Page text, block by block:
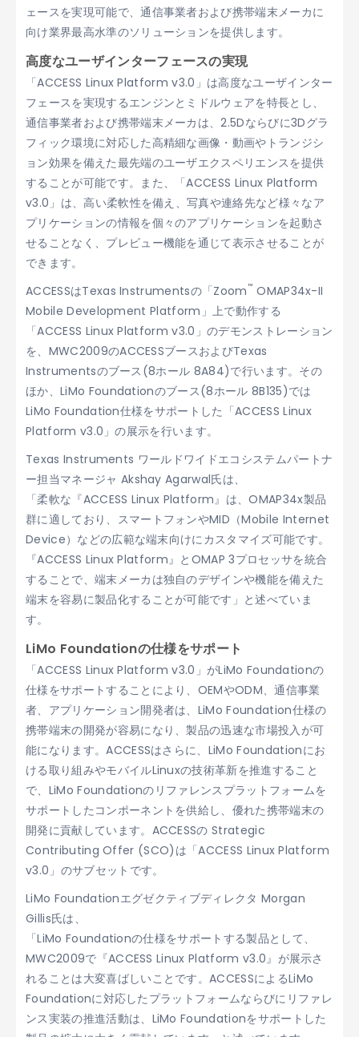
ェースを実現可能で、通信事業者および携帯端末メーカに
向け業界最高水準のソリューションを提供します。
高度なユーザインターフェースの実現
「ACCESS Linux Platform v3.0」は高度なユーザインター
フェースを実現するエンジンとミドルウェアを特長とし、
通信事業者および携帯端末メーカは、2.5Dならびに3Dグラ
フィック環境に対応した高精細な画像・動画やトランジシ
ョン効果を備えた最先端のユーザエクスペリエンスを提供
することが可能です。また、「ACCESS Linux Platform
v3.0」は、高い柔軟性を備え、写真や連絡先など様々なア
プリケーションの情報を個々のアプリケーションを起動さ
せることなく、プレビュー機能を通じて表示させることが
できます。
ACCESSはTexas Instrumentsの「Zoom™ OMAP34x-II
Mobile Development Platform」上で動作する
「ACCESS Linux Platform v3.0」のデモンストレーション
を、MWC2009のACCESSブースおよびTexas
Instrumentsのブース(8ホール 8A84)で行います。その
ほか、LiMo Foundationのブース(8ホール 8B135)では
LiMo Foundation仕様をサポートした「ACCESS Linux
Platform v3.0」の展示を行います。
Texas Instruments ワールドワイドエコシステムパートナ
ー担当マネージャ Akshay Agarwal氏は、
「柔軟な『ACCESS Linux Platform』は、OMAP34x製品
群に適しており、スマートフォンやMID（Mobile Internet
Device）などの広範な端末向けにカスタマイズ可能です。
『ACCESS Linux Platform』とOMAP 3プロセッサを統合
することで、端末メーカは独自のデザインや機能を備えた
端末を容易に製品化することが可能です」と述べていま
す。
LiMo Foundationの仕様をサポート
「ACCESS Linux Platform v3.0」がLiMo Foundationの
仕様をサポートすることにより、OEMやODM、通信事業
者、アプリケーション開発者は、LiMo Foundation仕様の
携帯端末の開発が容易になり、製品の迅速な市場投入が可
能になります。ACCESSはさらに、LiMo Foundationにお
ける取り組みやモバイルLinuxの技術革新を推進すること
で、LiMo Foundationのリファレンスプラットフォームを
サポートしたコンポーネントを供給し、優れた携帯端末の
開発に貢献しています。ACCESSの Strategic
Contributing Offer (SCO)は「ACCESS Linux Platform
v3.0」のサブセットです。
LiMo Foundationエグゼクティブディレクタ Morgan
Gillis氏は、
「LiMo Foundationの仕様をサポートする製品として、
MWC2009で『ACCESS Linux Platform v3.0』が展示さ
れることは大変喜ばしいことです。ACCESSによるLiMo
Foundationに対応したプラットフォームならびにリファレ
ンス実装の推進活動は、LiMo Foundationをサポートした